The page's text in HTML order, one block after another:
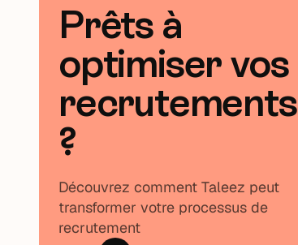
Prêts à
optimiser vos
recrutements
?
Découvrez comment Taleez peut
transformer votre processus de
recrutement